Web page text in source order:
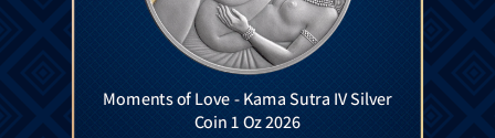
Moments of Love - Kama Sutra IV Silver
Coin 1 Oz 2026